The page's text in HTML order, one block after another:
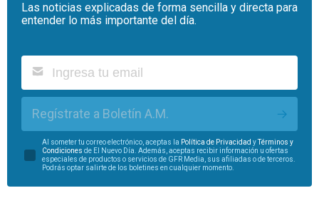
Las noticias explicadas de forma sencilla y directa para
entender lo más importante del día.
Regístrate a Boletín A.M.
Al someter tu correo electrónico, aceptas la Política de Privacidad y
Términos y
Condiciones de El Nuevo Día. Además, aceptas recibir información u ofertas
especiales de productos o servicios de GFR Media, sus afiliadas o de terceros.
Podrás optar salirte de los boletines en cualquier momento.